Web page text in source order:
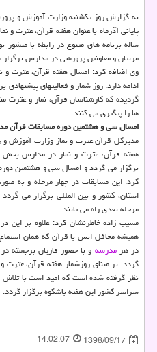
به گزارش روز یكشنبه وزارت آموزش و
پایانی آذرماه با عنوان هفته قرآن، عترت
ساله برنامه های متنوع در رابطه با
مربیان و معاونین پرورشی در مدارس
ادامه دارد. روز شمار و فعالیتهای
گردیده كه كارشناسان قرآن، نماز و عترت
ها را پیگیری می كنند.
امسال سی و هشتمین دوره مسابقات قرآن
مدیركل قرآن عترت و نماز وزارت آموزش و
هفته قرآن، عترت و نماز در مدارس بخش
برگزار می گردد و امسال سی و هشتمین
استان، كشور و بین المللی برگزار می
مرحله بعدی راه می یابند.
مسیب زاده خاطرنشان كرد: علاوه بر این
همیشه محافل انس با قرآن كه همان
در هرمدرسه و با حضور قاریان برجسته
گردد. بر مبنای روزشمار هفته قرآن، عترت
نظر گرفته شده است كه امید است با تلاش
سراسر كشور این هفته باشكوه برگزار گردد.
1398/09/17
14:02:07